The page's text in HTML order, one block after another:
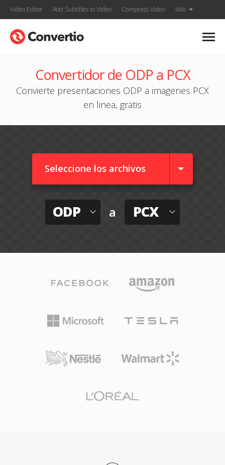
Video Editor Add Subtitles to Video Compress Video Más
Convertidor de ODP a PCX
Convierte presentaciones ODP a imagenes PCX
en linea, gratis
Seleccione los archivos
ODP a PCX